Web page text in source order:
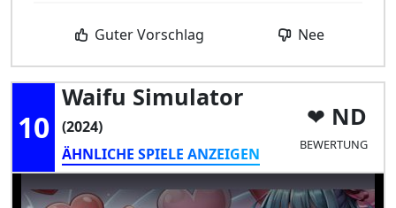
Guter Vorschlag Nee
10
Waifu Simulator
(2024)
ÄHNLICHE SPIELE ANZEIGEN
ND
BEWERTUNG